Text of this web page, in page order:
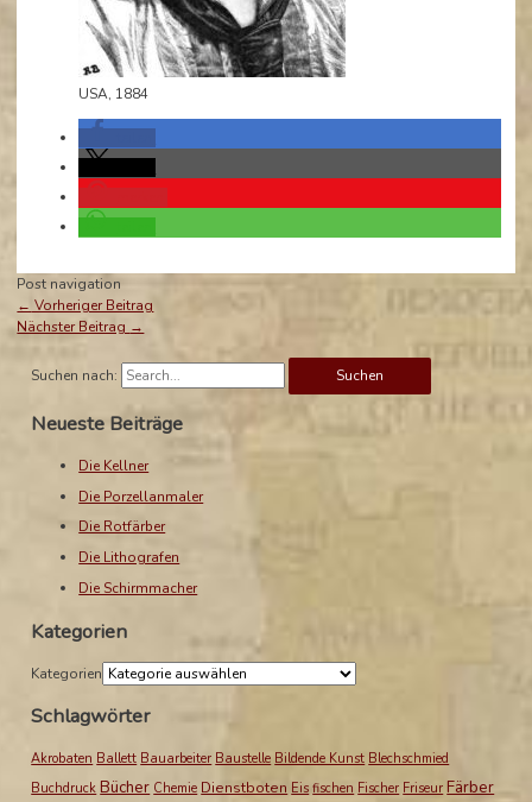
USA, 1884
Post navigation
← Vorheriger Beitrag
Nächster Beitrag →
Suchen nach:
Neueste Beiträge
Die Kellner
Die Porzellanmaler
Die Rotfärber
Die Lithografen
Die Schirmmacher
Kategorien
Kategorien
Schlagwörter
Akrobaten Ballett Bauarbeiter Baustelle Bildende Kunst Blechschmied
Buchdruck Bücher Chemie Dienstboten Eis fischen Fischer Friseur Färber